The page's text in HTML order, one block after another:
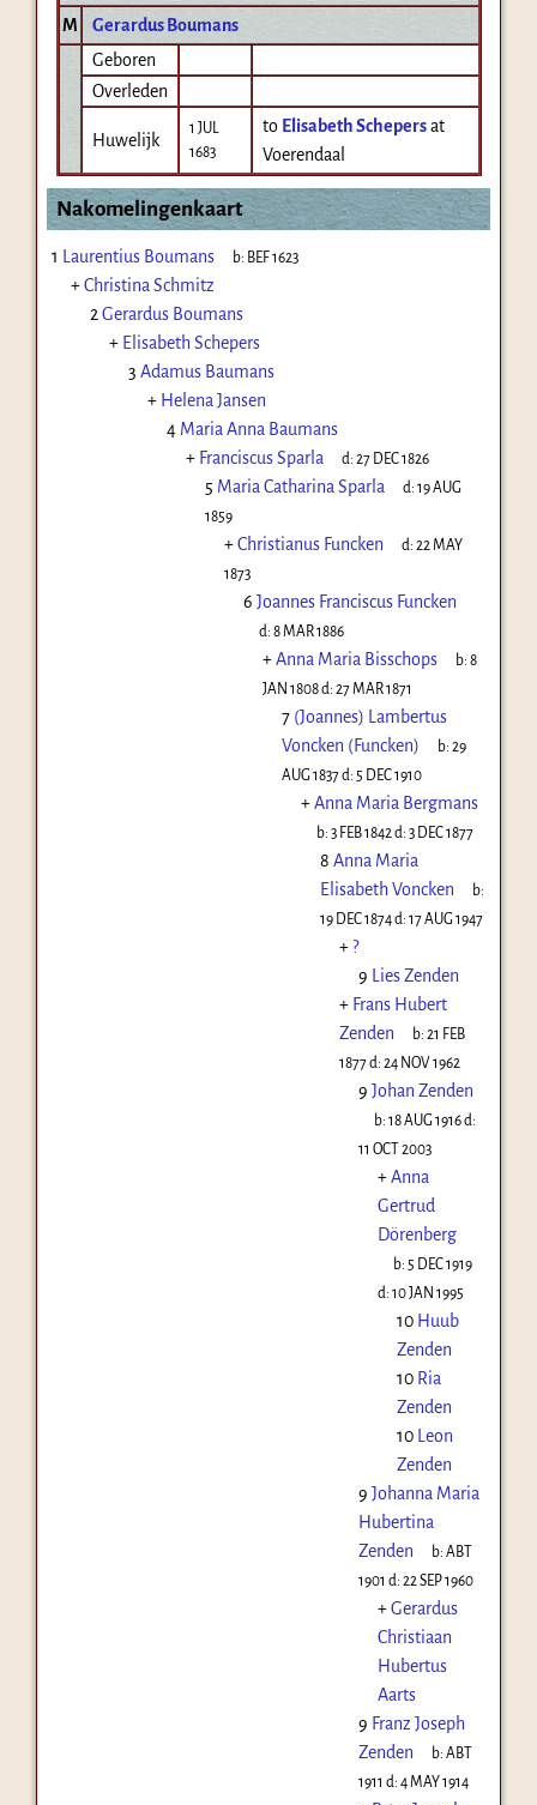
M
Gerardus Boumans
Geboren
Overleden
Huwelijk
1 JUL
1683
to Elisabeth Schepers at
Voerendaal
Nakomelingenkaart
1 Laurentius Boumans b: BEF 1623
+Christina Schmitz
2 Gerardus Boumans
+ Elisabeth Schepers
3 Adamus Baumans
+ Helena Jansen
4 Maria Anna Baumans
+ Franciscus Sparla d:27 DEC 1826
5 Maria Catharina Sparla d:19 AUG
1859
+Christianus Funcken d:22 MAY
1873
6 Joannes Franciscus Funcken
d:8 MAR 1886
+Anna Maria Bisschops b:8
JAN 1808d: 27 MAR 1871
7 (Joannes) Lambertus
Voncken (Funcken)
b:29
AUG 1837d: 5 DEC 1910
+Anna Maria Bergmans
b:3 FEB 1842 d:3 DEC 1877
8 Anna Maria
Elisabeth Voncken
b:
19 DEC 1874d: 17 AUG 1947
+ ?
9 Lies Zenden
+ Frans Hubert
Zenden
b:21 FEB
1877d: 24 NOV 1962
9 Johan Zenden
b:18 AUG 1916d:
11 OCT 2003
+Anna
Gertrud
Dörenberg
b: 5 DEC 1919
d: 10 JAN 1995
10 Huub
Zenden
10 Ria
Zenden
10 Leon
Zenden
9 Johanna Maria
Hubertina
Zenden
b:ABT
1901 d: 22 SEP 1960
+Gerardus
Christiaan
Hubertus
Aarts
9 Franz Joseph
Zenden
b:ABT
1911 d: 4 MAY 1914